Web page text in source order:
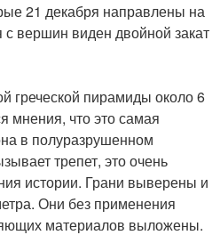
21 декабря направлены на
вершин виден двойной закат
греческой пирамиды около 6
мнения, что это самая
в полуразрушенном
трепет, это очень
истории. Грани выверены и
Они без применения
материалов выложены.